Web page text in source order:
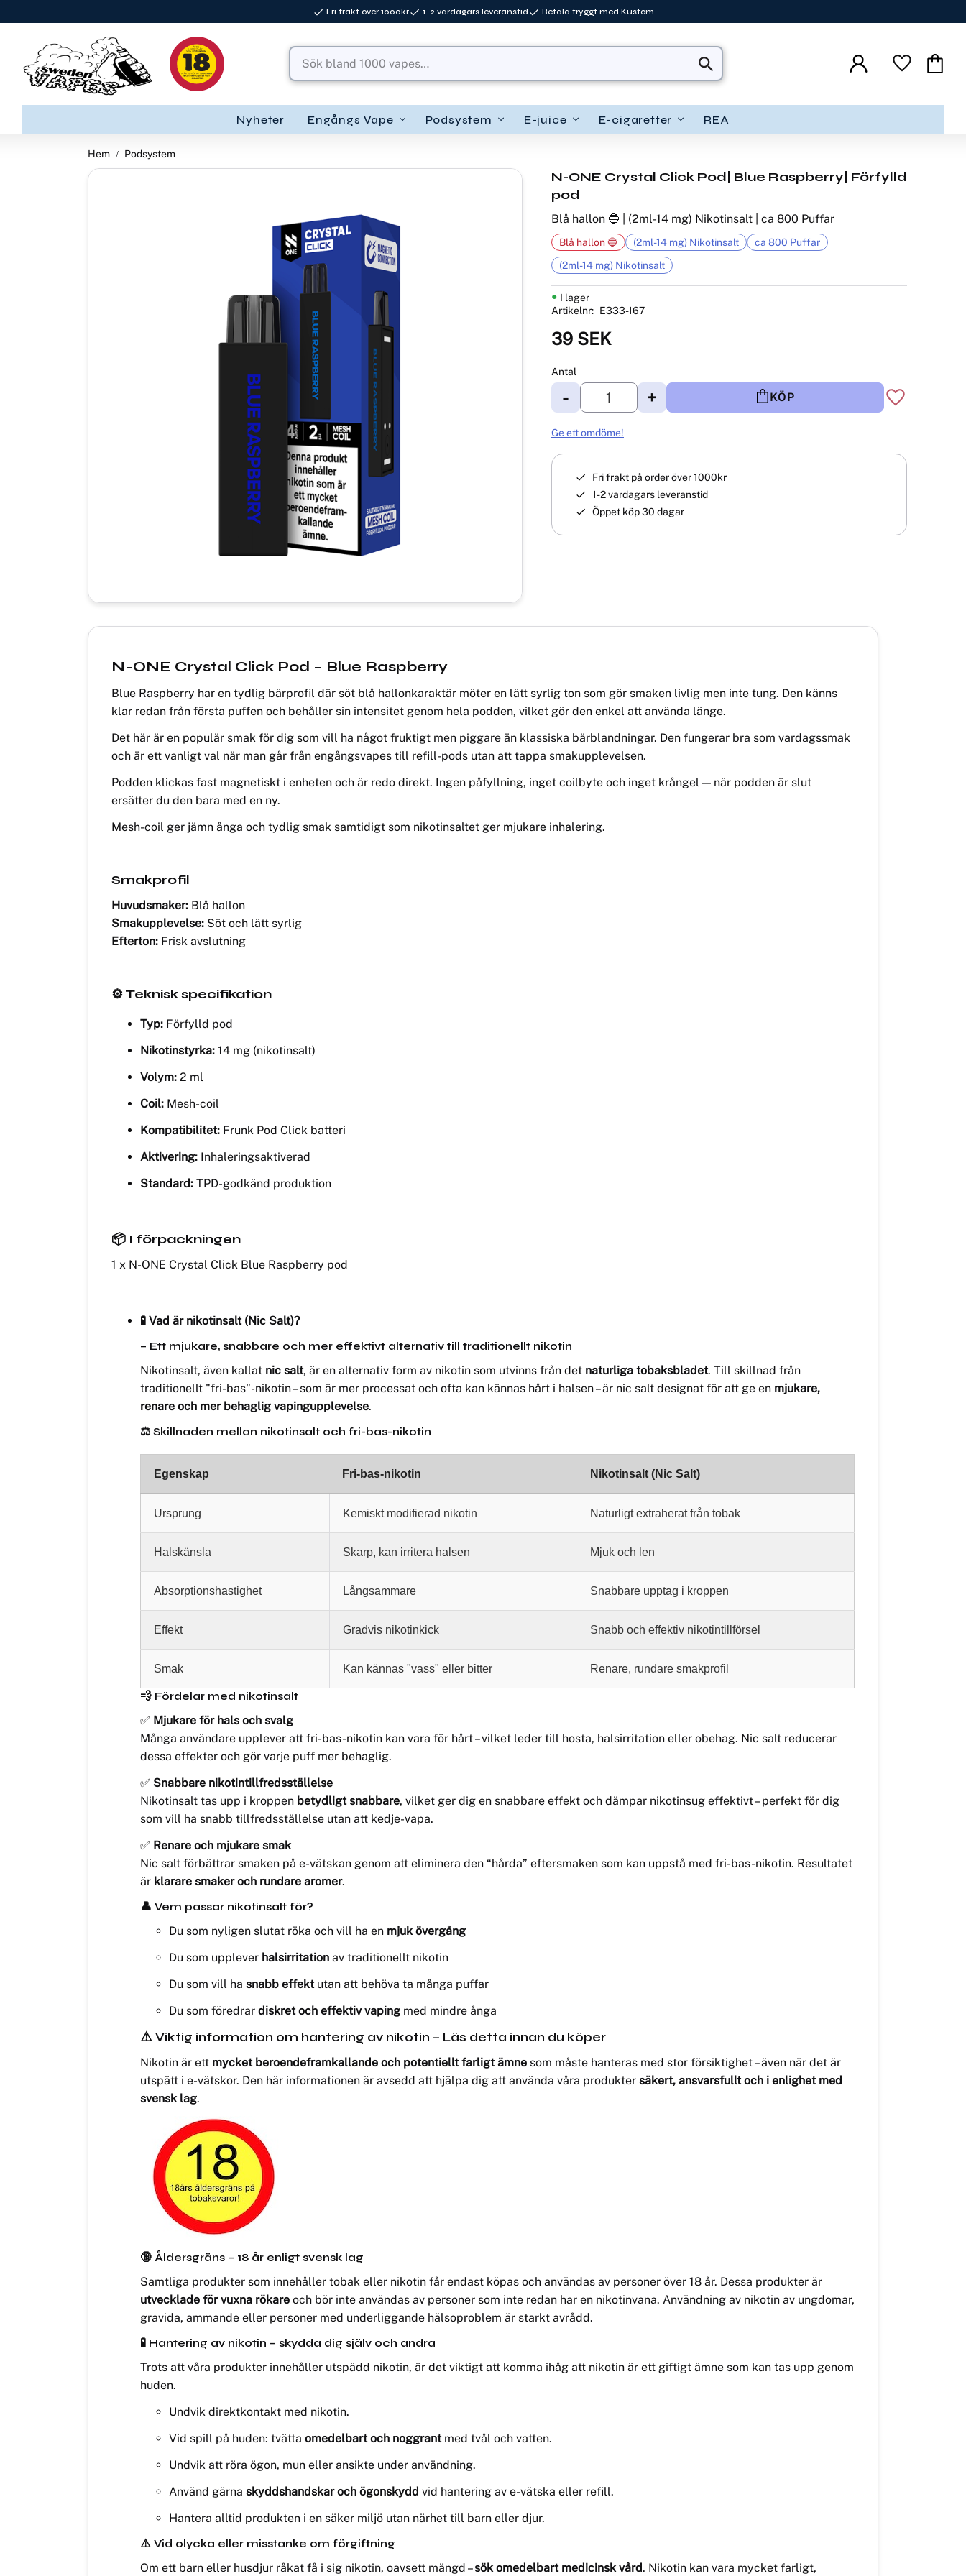
Fri frakt över 1000kr 1–2 vardagars leveranstid Betala tryggt med Kustom
Favoriter
Nyheter Engångs Vape Podsystem E-juice E-cigaretter REA
Hem Podsystem
N-ONE Crystal Click Pod| Blue Raspberry| Förfylld
pod
Blå hallon 🔵 | (2ml-14 mg) Nikotinsalt | ca 800 Puffar
39 SEK
Antal
+
- KÖP
Lägg till i
I lager
Artikelnr
E333-167
Blå hallon 🔵 (2ml-14 mg) Nikotinsalt
ca 800 Puffar
(2ml-14 mg) Nikotinsalt
Ge ett omdöme!
Fri frakt på order över 1000kr
1-2 vardagars leveranstid
Öppet köp 30 dagar
N-ONE Crystal Click Pod – Blue Raspberry
Blue Raspberry har en tydlig bärprofil där söt blå hallonkaraktär möter en lätt syrlig ton som gör smaken livlig men inte tung. Den känns
klar redan från första puffen och behåller sin intensitet genom hela podden, vilket gör den enkel att använda länge.
Det här är en populär smak för dig som vill ha något fruktigt men piggare än klassiska bärblandningar. Den fungerar bra som vardagssmak
och är ett vanligt val när man går från engångsvapes till refill-pods utan att tappa smakupplevelsen.
Podden klickas fast magnetiskt i enheten och är redo direkt. Ingen påfyllning, inget coilbyte och inget krångel — när podden är slut
ersätter du den bara med en ny.
Mesh-coil ger jämn ånga och tydlig smak samtidigt som nikotinsaltet ger mjukare inhalering.
Smakprofil
Huvudsmaker: Blå hallon
Smakupplevelse: Söt och lätt syrlig
Efterton: Frisk avslutning
⚙️ Teknisk specifikation
Typ: Förfylld pod
Nikotinstyrka: 14 mg (nikotinsalt)
Volym: 2 ml
Coil: Mesh-coil
Kompatibilitet: Frunk Pod Click batteri
Aktivering: Inhaleringsaktiverad
Standard: TPD-godkänd produktion
📦 I förpackningen
1 x N-ONE Crystal Click Blue Raspberry pod
🧪 Vad är nikotinsalt (Nic Salt)?
– Ett mjukare, snabbare och mer effektivt alternativ till traditionellt nikotin
Nikotinsalt, även kallat nic salt, är en alternativ form av nikotin som utvinns från det naturliga tobaksbladet. Till skillnad från
traditionellt "fri-bas"-nikotin – som är mer processat och ofta kan kännas hårt i halsen – är nic salt designat för att ge en mjukare,
renare och mer behaglig vapingupplevelse.
⚖️ Skillnaden mellan nikotinsalt och fri-bas-nikotin
Egenskap Fri-bas-nikotin Nikotinsalt (Nic Salt)
Ursprung Kemiskt modifierad nikotin Naturligt extraherat från tobak
Halskänsla Skarp, kan irritera halsen Mjuk och len
Absorptionshastighet Långsammare Snabbare upptag i kroppen
Effekt Gradvis nikotinkick Snabb och effektiv nikotintillförsel
Smak Kan kännas "vass" eller bitter Renare, rundare smakprofil
💨 Fördelar med nikotinsalt
✅ Mjukare för hals och svalg
Många användare upplever att fri-bas-nikotin kan vara för hårt – vilket leder till hosta, halsirritation eller obehag. Nic salt reducerar
dessa effekter och gör varje puff mer behaglig.
✅ Snabbare nikotintillfredsställelse
Nikotinsalt tas upp i kroppen betydligt snabbare, vilket ger dig en snabbare effekt och dämpar nikotinsug effektivt – perfekt för dig
som vill ha snabb tillfredsställelse utan att kedje-vapa.
✅ Renare och mjukare smak
Nic salt förbättrar smaken på e-vätskan genom att eliminera den “hårda” eftersmaken som kan uppstå med fri-bas-nikotin. Resultatet
är klarare smaker och rundare aromer.
👤 Vem passar nikotinsalt för?
Du som nyligen slutat röka och vill ha en mjuk övergång
Du som upplever halsirritation av traditionellt nikotin
Du som vill ha snabb effektutan att behöva ta många puffar
Du som föredrar diskret och effektiv vaping med mindre ånga
⚠️ Viktig information om hantering av nikotin – Läs detta innan du köper
Nikotin är ett mycket beroendeframkallande och potentiellt farligt ämne som måste hanteras med stor försiktighet – även när det är
utspätt i e-vätskor. Den här informationen är avsedd att hjälpa dig att använda våra produkter säkert, ansvarsfullt och i enlighet med
svensk lag.
🔞 Åldersgräns – 18 år enligt svensk lag
Samtliga produkter som innehåller tobak eller nikotin får endast köpas och användas av personer över 18 år. Dessa produkter är
utvecklade för vuxna rökare och bör inte användas av personer som inte redan har en nikotinvana. Användning av nikotin av ungdomar,
gravida, ammande eller personer med underliggande hälsoproblem är starkt avrådd.
🧪 Hantering av nikotin – skydda dig själv och andra
Trots att våra produkter innehåller utspädd nikotin, är det viktigt att komma ihåg att nikotin är ett giftigt ämne som kan tas upp genom
huden.
Undvik direktkontakt med nikotin.
Vid spill på huden: tvätta omedelbart och noggrantmed tvål och vatten.
Undvik att röra ögon, mun eller ansikte under användning.
Använd gärna skyddshandskar och ögonskydd vid hantering av e-vätska eller refill.
Hantera alltid produkten i en säker miljö utan närhet till barn eller djur.
⚠️ Vid olycka eller misstanke om förgiftning
Om ett barn eller husdjur råkat få i sig nikotin, oavsett mängd –sök omedelbart medicinsk vård. Nikotin kan vara mycket farligt,